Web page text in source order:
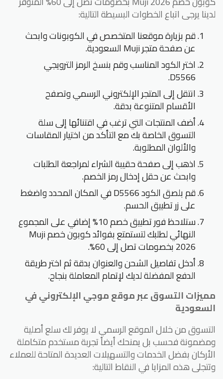
لدينا يرجى اتباع الخطوات البسيطة التالية:
قم بزيارة موقعنا المتخصص في الكوبونات وابحث
عن صفحة متجر Muji السعودية.
اختر الكود المناسب وقم بنسخ الرمز الترويجي
D5566.
انتقل إلى المتجر الإلكتروني الرسمي وتصفح
الأقسام المتنوعة بدقة.
أضف المنتجات التي ترغب في اقتنائها إلى سلة
التسوق الخاصة بك مع التأكد من اختيار المقاسات
والألوان المطلوبة.
اذهب إلى صفحة حقيبة الشراء لمراجعة الطلبات
وابحث عن حقل إدخال رمز الخصم.
قم بلصق الكود D5566 في المكان المحدد واضغط
على زر تطبيق الحسم.
ستلاحظ فور تطبيق خصم 10% إضافي على المجموع
النهائي لطلبك لتستمتع بفوائد كوبون خصم Muji
2026 بخصومات تصل إلى 60%.
أدخل تفاصيل الشحن والعنوان بدقة ثم اختر طريقة
الدفع المفضلة لديك لإتمام المعاملة بنجاح.
مميزات التسوق عبر موقع موجي الإلكتروني في
السعودية
التسوق من خلال الموقع الرسمي لا يوفر لك سلع أصلية
ومضمونة فحسب بل يمنحك أيضاً تجربة مستخدم متكاملة
الأركان بفضل الخدمات والتسهيلات العديدة المتاحة للعملاء
وتتجلى هذه المزايا في النقاط التالية: